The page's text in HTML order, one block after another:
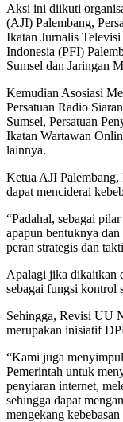
Aksi ini diikuti
(AJI) Palembang,
Ikatan Jurnalis
Indonesia (PFI)
Sumsel dan Jaringan
Kemudian Asosiasi
Persatuan Radio
Sumsel, Persatuan
Ikatan Wartawan
lainnya.
Ketua AJI
dapat menciderai
“Padahal, sebagai
apapun bentuknya
peran strategis dan
Apalagi jika dikaitkan
sebagai fungsi kontrol
Sehingga, Revisi UU
merupakan inisiatif
“Kami juga
Pemerintah untuk
penyiaran internet,
sehingga dapat
mengekang